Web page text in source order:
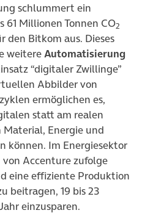
schlummert ein
61 Millionen Tonnen CO2
den Bitkom aus. Dieses
weitereAutomatisierung
“digitaler Zwillinge”
Abbilder von
ermöglichen es,
statt am realen
Energie und
können. Im Energiesektor
Accenture zufolge
eine effiziente Produktion
beitragen, 19 bis 23
einzusparen.